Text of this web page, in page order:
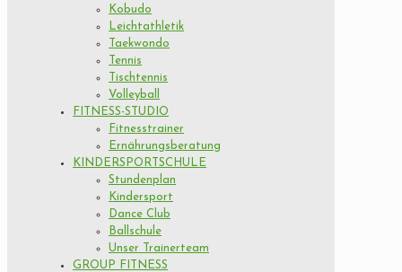
Kobudo
Leichtathletik
Taekwondo
Tennis
Tischtennis
Volleyball
FITNESS-STUDIO
Fitnesstrainer
Ernährungsberatung
KINDERSPORTSCHULE
Stundenplan
Kindersport
Dance Club
Ballschule
Unser Trainerteam
GROUP FITNESS